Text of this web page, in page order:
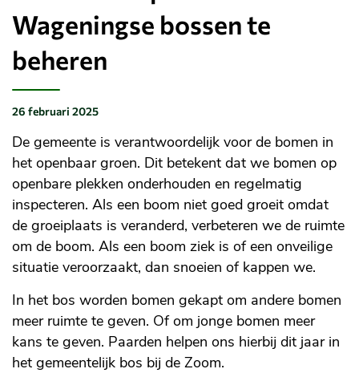
Wageningse bossen te
beheren
Gepubliceerd
op:
26 februari 2025
De gemeente is verantwoordelijk voor de bomen in
het openbaar groen. Dit betekent dat we bomen op
openbare plekken onderhouden en regelmatig
inspecteren. Als een boom niet goed groeit omdat
de groeiplaats is veranderd, verbeteren we de ruimte
om de boom. Als een boom ziek is of een onveilige
situatie veroorzaakt, dan snoeien of kappen we.
In het bos worden bomen gekapt om andere bomen
meer ruimte te geven. Of om jonge bomen meer
kans te geven. Paarden helpen ons hierbij dit jaar in
het gemeentelijk bos bij de Zoom.